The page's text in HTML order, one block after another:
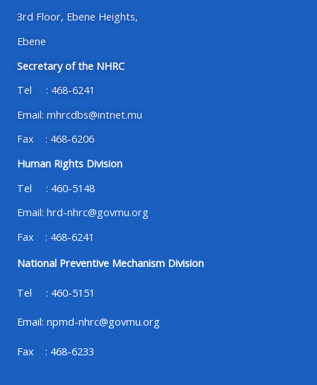
3rd Floor, Ebene Heights,
Ebene
Secretary of the NHRC
Tel : 468-6241
Email: mhrcdbs@intnet.mu
Fax : 468-6206
Human Rights Division
Tel : 460-5148
Email: hrd-nhrc@govmu.org
Fax : 468-6241
National Preventive Mechanism Division
Tel : 460-5151
Email: npmd-nhrc@govmu.org
Fax : 468-6233